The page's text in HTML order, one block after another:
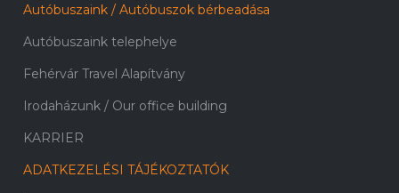
Autóbuszaink / Autóbuszok bérbeadása
Autóbuszaink telephelye
Fehérvár Travel Alapítvány
Irodaházunk / Our office building
KARRIER
ADATKEZELÉSI TÁJÉKOZTATÓK